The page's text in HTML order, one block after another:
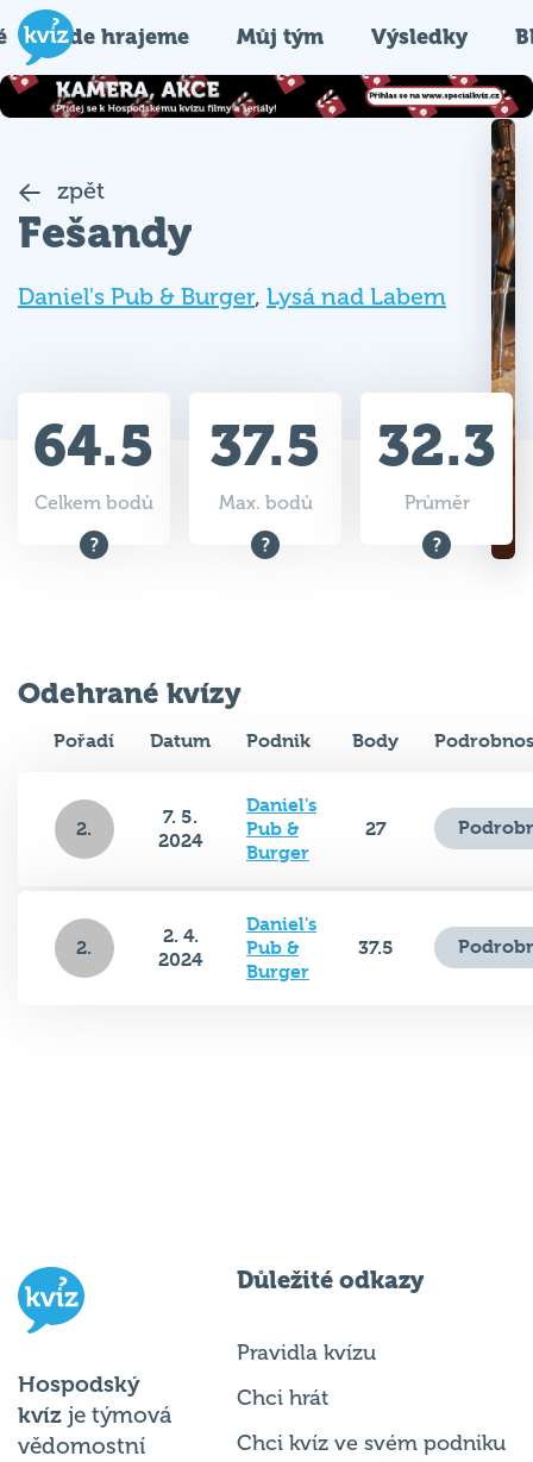
Kde hrajeme Můj tým Výsledky
zpět
Fešandy
Daniel's Pub & Burger, Lysá nad Labem
64.5
Celkem bodů
37.5
Max. bodů
32.3
Průměr
Odehrané kvízy
Pořadí Datum Podnik Body
2.
7. 5.
2024
Daniel's
Pub &
Burger
27
2.
2. 4.
2024
Daniel's
Pub &
Burger
37.5
Hospodský
kvíz je týmová
vědomostní
Důležité odkazy
Pravidla kvízu
Chci hrát
Chci kvíz ve svém podniku